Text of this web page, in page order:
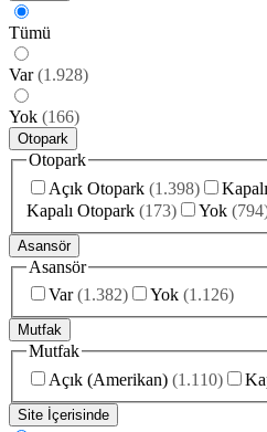
Tümü
Var (1.928)
Yok (166)
Otopark
Otopark
Açık Otopark (1.398)
Kapalı Otopark (173) Yok (794
Asansör
Asansör
Var (1.382) Yok (1.126)
Mutfak
Mutfak
Açık (Amerikan) (1.110)
Site İçerisinde